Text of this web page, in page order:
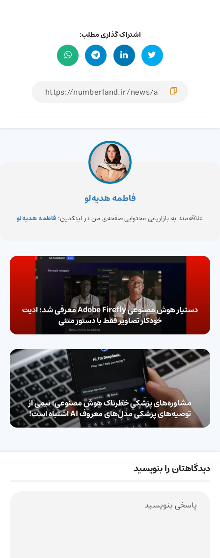
اشتراک گذاری مطلب:
فاطمه هدیه‌لو
علاقه‌مند به بازاریابی محتوایی صفحه‌ی من در لینکدین: فاطمه هدیه‌لو
دستیار هوش مصنوعی Adobe Firefly معرفی شد؛ ادیت
خودکار تصاویر فقط با دستور متنی
مشاوره‌های پزشکی خطرناک هوش مصنوعی؛ نیمی از
توصیه‌های پزشکی مدل‌های معروف AI اشتباه است!
دیدگاهتان را بنویسید